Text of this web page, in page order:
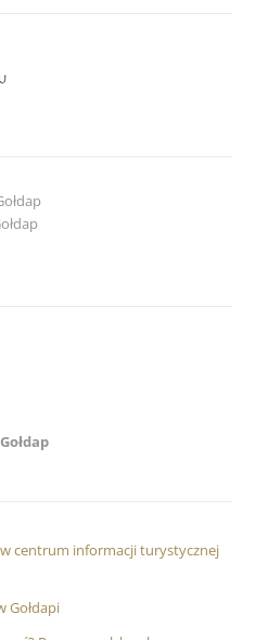
centrum informacji turystycznej
Gołdapi